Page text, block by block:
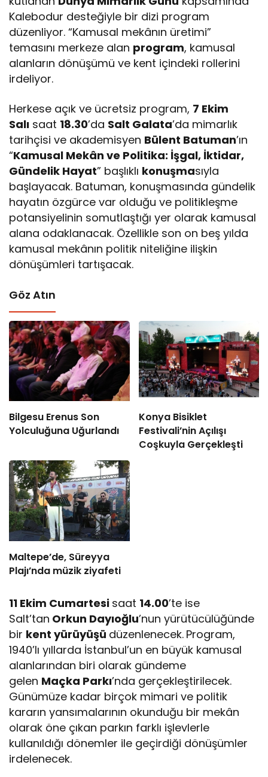
Kalebodur desteğiyle bir dizi program
düzenliyor. “Kamusal mekânın üretimi”
temasını merkeze alan program, kamusal
alanların dönüşümü ve kent içindeki rollerini
irdeliyor.
Herkese açık ve ücretsiz program, 7 Ekim
Salı saat 18.30’da Salt Galata’da mimarlık
tarihçisi ve akademisyen Bülent Batuman’ın
“Kamusal Mekân ve Politika: İşgal, İktidar,
Gündelik Hayat” başlıklı konuşmasıyla
başlayacak. Batuman, konuşmasında gündelik
hayatın özgürce var olduğu ve politikleşme
potansiyelinin somutlaştığı yer olarak kamusal
alana odaklanacak. Özellikle son on beş yılda
kamusal mekânın politik niteliğine ilişkin
dönüşümleri tartışacak.
Göz Atın
Bilgesu Erenus Son
Yolculuğuna Uğurlandı
Konya Bisiklet
Festivali’nin Açılışı
Coşkuyla Gerçekleşti
Maltepe’de, Süreyya
Plajı’nda müzik ziyafeti
11 Ekim Cumartesi saat 14.00’te ise
Salt’tan Orkun Dayıoğlu’nun yürütücülüğünde
bir kent yürüyüşü düzenlenecek. Program,
1940’lı yıllarda İstanbul’un en büyük kamusal
alanlarından biri olarak gündeme
gelen Maçka Parkı’nda gerçekleştirilecek.
Günümüze kadar birçok mimari ve politik
kararın yansımalarının okunduğu bir mekân
olarak öne çıkan parkın farklı işlevlerle
kullanıldığı dönemler ile geçirdiği dönüşümler
irdelenecek.